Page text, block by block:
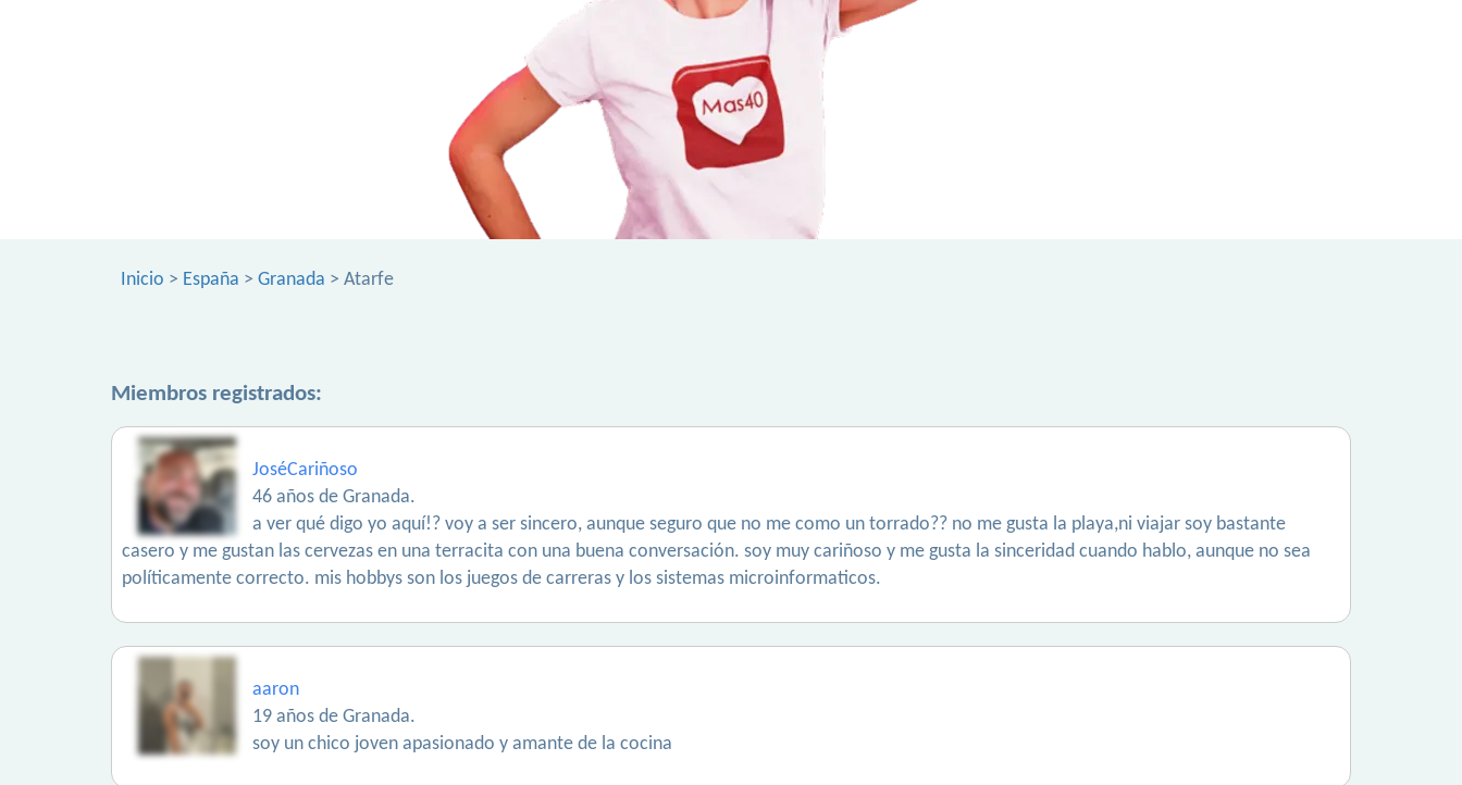
Inicio > España > Granada > Atarfe
Miembros registrados:
JoséCariñoso
46 años de Granada.
a ver qué digo yo aquí!? voy a ser sincero, aunque seguro que no me como un torrado?? no me gusta la playa,ni viajar soy bastante
casero y me gustan las cervezas en una terracita con una buena conversación. soy muy cariñoso y me gusta la sinceridad cuando hablo, aunque no sea
políticamente correcto. mis hobbys son los juegos de carreras y los sistemas microinformaticos.
aaron
19 años de Granada.
soy un chico joven apasionado y amante de la cocina